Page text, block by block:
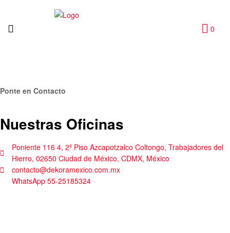
0
Ponte en Contacto
Nuestras Oficinas
Poniente 116 4, 2º Piso Azcapotzalco Coltongo, Trabajadores del
Hierro, 02650 Ciudad de México, CDMX, México
contacto@dekoramexico.com.mx
WhatsApp 55-25185324